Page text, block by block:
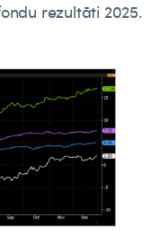
rezultāti 2025.